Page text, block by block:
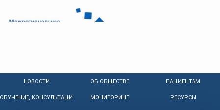
НОВОСТИ ОБ ОБЩЕСТВЕ ПАЦИЕНТАМ
ОБУЧЕНИЕ, КОНСУЛЬТАЦИИ МОНИТОРИНГ РЕСУРСЫ